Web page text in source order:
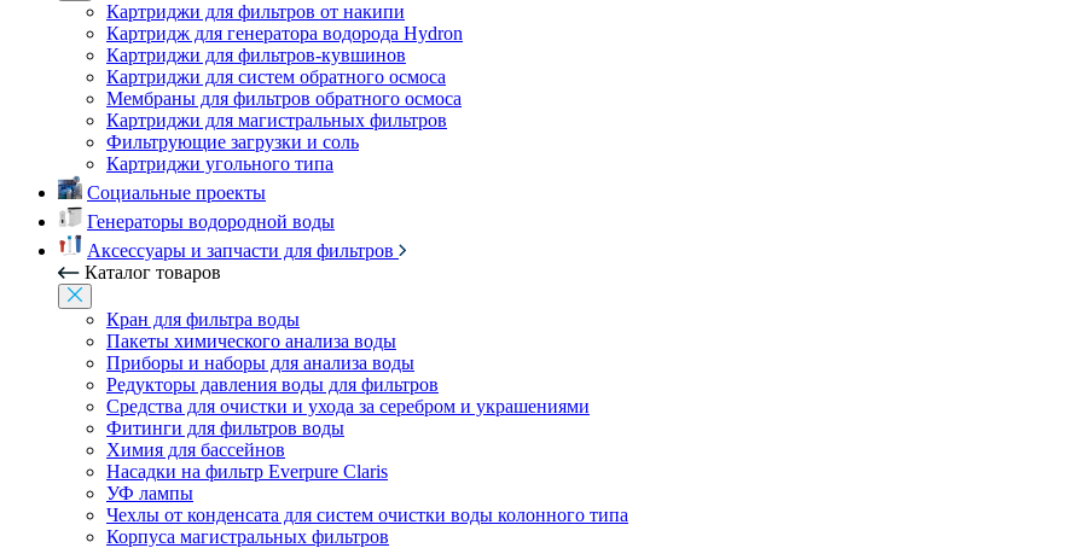
Картриджи для фильтров от накипи
Картридж для генератора водорода Hydron
Картриджи для фильтров-кувшинов
Картриджи для систем обратного осмоса
Мембраны для фильтров обратного осмоса
Картриджи для магистральных фильтров
Фильтрующие загрузки и соль
Картриджи угольного типа
Социальные проекты
Генераторы водородной воды
Аксессуары и запчасти для фильтров
Каталог товаров
Кран для фильтра воды
Пакеты химического анализа воды
Приборы и наборы для анализа воды
Редукторы давления воды для фильтров
Средства для очистки и ухода за серебром и украшениями
Фитинги для фильтров воды
Химия для бассейнов
Насадки на фильтр Everpure Claris
УФ лампы
Чехлы от конденсата для систем очистки воды колонного типа
Корпуса магистральных фильтров